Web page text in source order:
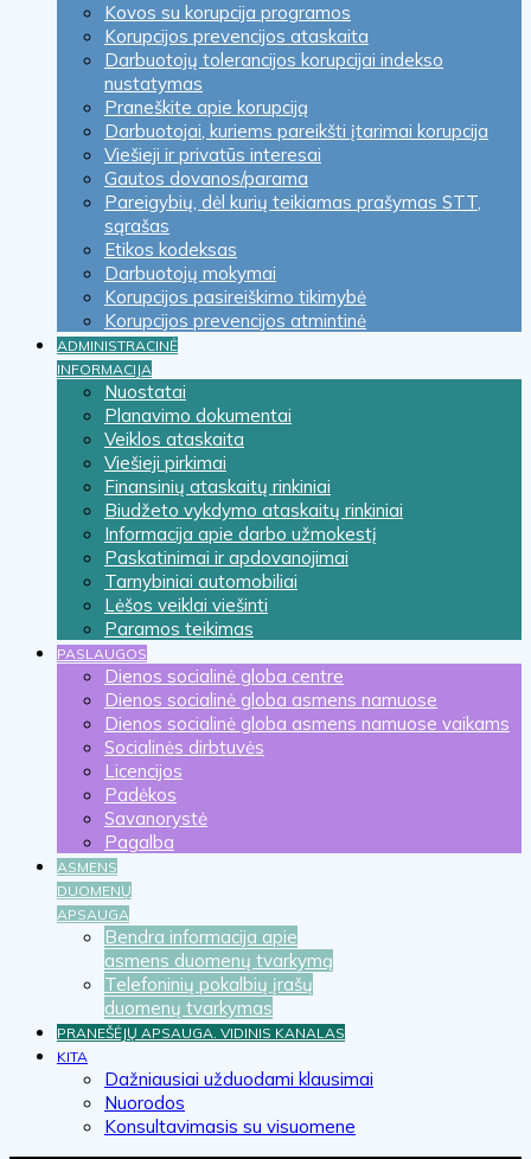
Kovos su korupcija programos
Korupcijos prevencijos ataskaita
Darbuotojų tolerancijos korupcijai indekso
nustatymas
Praneškite apie korupciją
Darbuotojai, kuriems pareikšti įtarimai korupcija
Viešieji ir privatūs interesai
Gautos dovanos/parama
Pareigybių, dėl kurių teikiamas prašymas STT,
sąrašas
Etikos kodeksas
Darbuotojų mokymai
Korupcijos pasireiškimo tikimybė
Korupcijos prevencijos atmintinė
ADMINISTRACINĖ
INFORMACIJA
Nuostatai
Planavimo dokumentai
Veiklos ataskaita
Viešieji pirkimai
Finansinių ataskaitų rinkiniai
Biudžeto vykdymo ataskaitų rinkiniai
Informacija apie darbo užmokestį
Paskatinimai ir apdovanojimai
Tarnybiniai automobiliai
Lėšos veiklai viešinti
Paramos teikimas
PASLAUGOS
Dienos socialinė globa centre
Dienos socialinė globa asmens namuose
Dienos socialinė globa asmens namuose vaikams
Socialinės dirbtuvės
Licencijos
Padėkos
Savanorystė
Pagalba
ASMENS
DUOMENŲ
APSAUGA
Bendra informacija apie
asmens duomenų tvarkymą
Telefoninių pokalbių įrašų
duomenų tvarkymas
PRANEŠĖJŲ APSAUGA. VIDINIS KANALAS
KITA
Dažniausiai užduodami klausimai
Nuorodos
Konsultavimasis su visuomene